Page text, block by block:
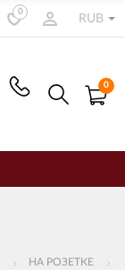
0
RUB
0
НА РОЗЕТКЕ